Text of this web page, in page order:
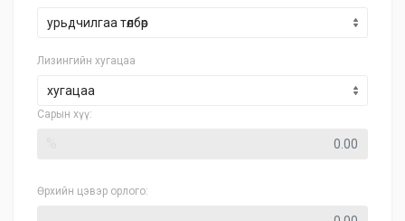
Лизингийн хугацаа
хугацаа
Сарын хүү:
Өрхийн цэвэр орлого: